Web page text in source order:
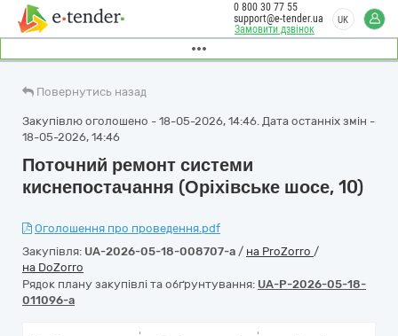
Замовити дзвінок
0 800 30 77 55
support@e-tender.ua
UK
Повернутись назад
Закупівлю оголошено - 18-05-2026, 14:46. Дата останніх змін -
18-05-2026, 14:46
Поточний ремонт системи
киснепостачання (Оріхівське шосе, 10)
Оголошення про проведення.pdf
Закупівля: UA-2026-05-18-008707-a / на ProZorro /
на DoZorro
Рядок плану закупівлі та обґрунтування: UA-P-2026-05-18-
011096-a